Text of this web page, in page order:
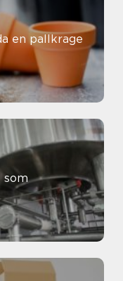
en pallkrage
som